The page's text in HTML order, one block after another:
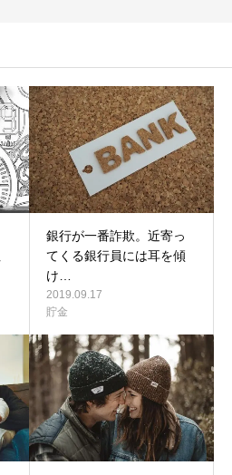
銀行が一番詐欺。近寄っ
てくる銀行員には耳を傾
け…
2019.09.17
貯金